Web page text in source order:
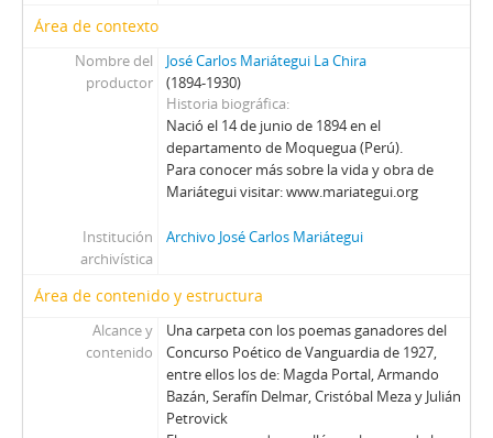
Área de contexto
Nombre del
productor
José Carlos Mariátegui La Chira
(1894-1930)
Historia biográfica
Nació el 14 de junio de 1894 en el
departamento de Moquegua (Perú).
Para conocer más sobre la vida y obra de
Mariátegui visitar: www.mariategui.org
Institución
archivística
Archivo José Carlos Mariátegui
Área de contenido y estructura
Alcance y
contenido
Una carpeta con los poemas ganadores del
Concurso Poético de Vanguardia de 1927,
entre ellos los de: Magda Portal, Armando
Bazán, Serafín Delmar, Cristóbal Meza y Julián
Petrovick